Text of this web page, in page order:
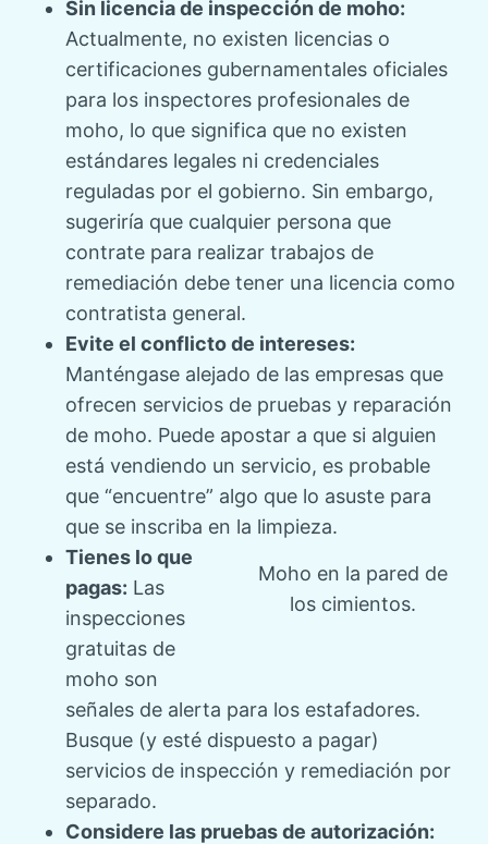
Sin licencia de inspección de moho:
Actualmente, no existen licencias o
certificaciones gubernamentales oficiales
para los inspectores profesionales de
moho, lo que significa que no existen
estándares legales ni credenciales
reguladas por el gobierno. Sin embargo,
sugeriría que cualquier persona que
contrate para realizar trabajos de
remediación debe tener una licencia como
contratista general.
Evite el conflicto de intereses:
Manténgase alejado de las empresas que
ofrecen servicios de pruebas y reparación
de moho. Puede apostar a que si alguien
está vendiendo un servicio, es probable
que “encuentre” algo que lo asuste para
que se inscriba en la limpieza.
Moho en la pared de
los cimientos.
Tienes lo que
pagas: Las
inspecciones
gratuitas de
moho son
señales de alerta para los estafadores.
Busque (y esté dispuesto a pagar)
servicios de inspección y remediación por
separado.
Considere las pruebas de autorización: